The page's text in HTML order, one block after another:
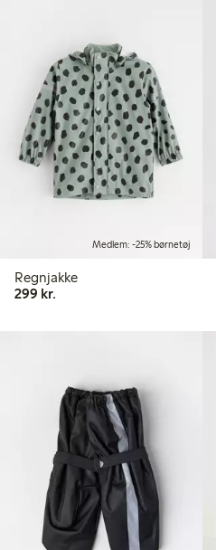
Medlem: -25% børnetøj
Regnjakke
299 kr.